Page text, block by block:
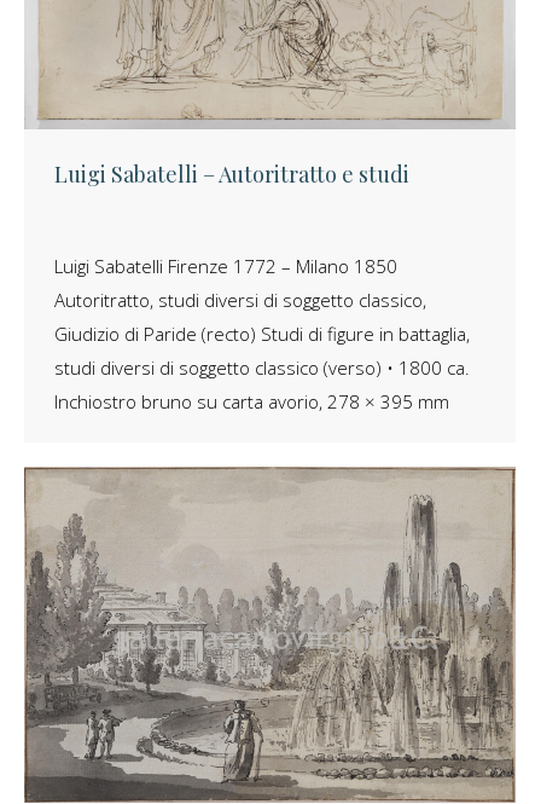
Luigi Sabatelli – Autoritratto e studi
Luigi Sabatelli Firenze 1772 – Milano 1850
Autoritratto, studi diversi di soggetto classico,
Giudizio di Paride (recto) Studi di figure in battaglia,
studi diversi di soggetto classico (verso) • 1800 ca.
Inchiostro bruno su carta avorio, 278 × 395 mm